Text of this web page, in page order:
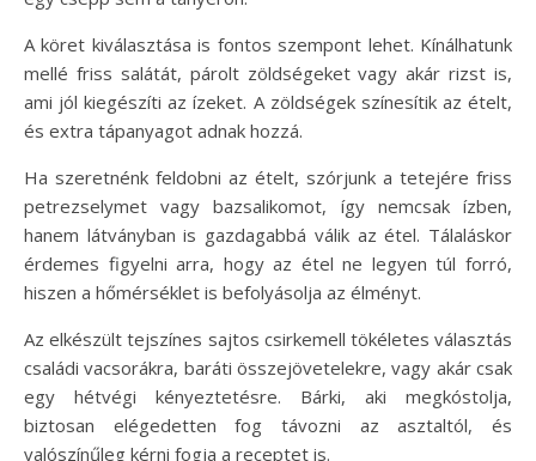
A köret kiválasztása is fontos szempont lehet. Kínálhatunk
mellé friss salátát, párolt zöldségeket vagy akár rizst is,
ami jól kiegészíti az ízeket. A zöldségek színesítik az ételt,
és extra tápanyagot adnak hozzá.
Ha szeretnénk feldobni az ételt, szórjunk a tetejére friss
petrezselymet vagy bazsalikomot, így nemcsak ízben,
hanem látványban is gazdagabbá válik az étel. Tálaláskor
érdemes figyelni arra, hogy az étel ne legyen túl forró,
hiszen a hőmérséklet is befolyásolja az élményt.
Az elkészült tejszínes sajtos csirkemell tökéletes választás
családi vacsorákra, baráti összejövetelekre, vagy akár csak
egy hétvégi kényeztetésre. Bárki, aki megkóstolja,
biztosan elégedetten fog távozni az asztaltól, és
valószínűleg kérni fogja a receptet is.